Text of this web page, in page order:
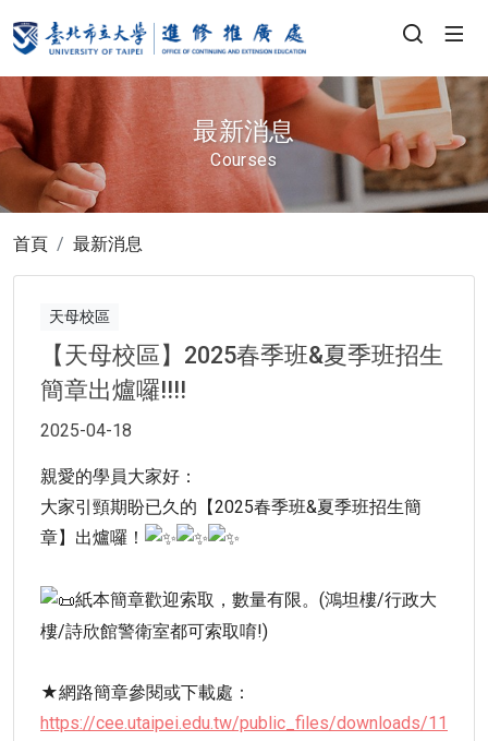
最新消息
Courses
首頁 最新消息
天母校區
【天母校區】2025春季班&夏季班招生
簡章出爐囉!!!!
2025-04-18
親愛的學員大家好：
大家引頸期盼已久的【2025春季班&夏季班招生簡
章】出爐囉！
紙本簡章歡迎索取，數量有限。(鴻坦樓/行政大
樓/詩欣館警衛室都可索取唷!)
★網路簡章參閱或下載處：
https://cee.utaipei.edu.tw/public_files/downloads/11